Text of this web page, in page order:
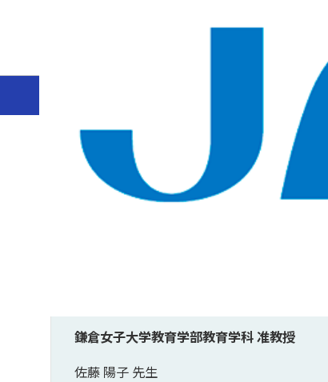
化学コミュニケーション賞
料理の化学を題材に
鎌倉女子大学教育学部教育学科 准教授
佐藤 陽子 先生